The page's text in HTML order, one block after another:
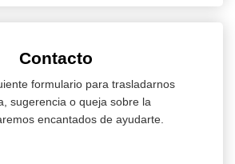
Contacto
formulario para trasladarnos
sugerencia o queja sobre la
encantados de ayudarte.